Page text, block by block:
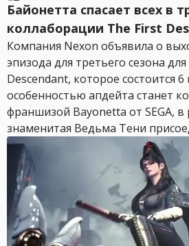
Байонетта спасает всех в
коллаборации The First
Компания Nexon объявила о
эпизода для третьего сезона
Descendant, которое состоится
особенностью апдейта станет
франшизой Bayonetta от SEGA,
знаменитая Ведьма Тени